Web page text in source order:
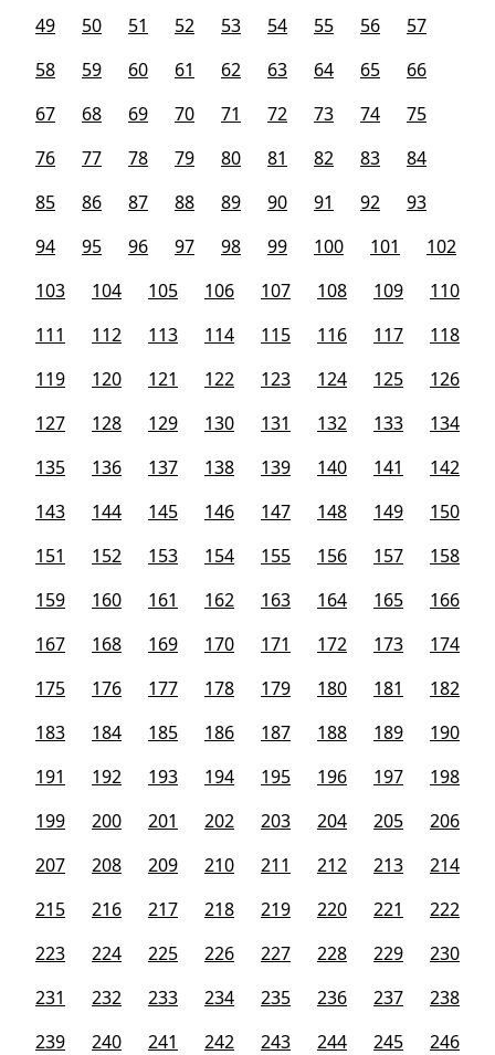
49
50 51 52 53 54 55 56
57
58
59 60 61 62 63 64 65
66
67
68 69 70 71 72 73 74
75
76
77 78 79 80 81 82 83
84
85
86 87 88 89 90 91 92
93
94
95 96 97 98 99 100 101
102
103
104 105 106 107 108 109
110
111
112 113 114 115 116 117
118
119
120 121 122 123 124 125
126
127
128 129 130 131 132 133
134
135
136 137 138 139 140 141
142
143
144 145 146 147 148 149
150
151
152 153 154 155 156 157
158
159
160 161 162 163 164 165
166
167
168 169 170 171 172 173
174
175
176 177 178 179 180 181
182
183
184 185 186 187 188 189
190
191
192 193 194 195 196 197
198
199
200 201 202 203 204 205
206
207
208 209 210 211 212 213
214
215
216 217 218 219 220 221
222
223
224 225 226 227 228 229
230
231
232 233 234 235 236 237
238
239
240 241 242 243 244 245 246